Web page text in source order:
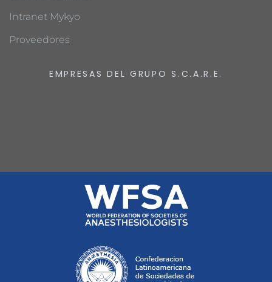
Intranet Mykyo
Proveedores
EMPRESAS DEL GRUPO S.C.A.R.E.